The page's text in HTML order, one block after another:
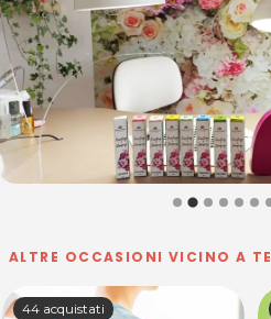
ALTRE OCCASIONI VICINO A TE
44 acquistati